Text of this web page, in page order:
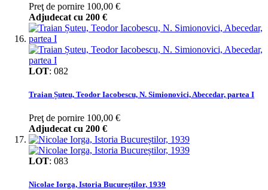
Preţ de pornire 100,00 €
Adjudecat cu 200 €
LOT: 082
Traian Șuteu, Teodor Iacobescu, N. Simionovici, Abecedar, partea I
Preţ de pornire 100,00 €
Adjudecat cu 200 €
LOT: 083
Nicolae Iorga, Istoria Bucureștilor, 1939